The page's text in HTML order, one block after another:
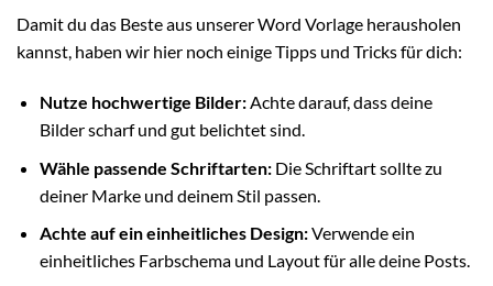
Damit du das Beste aus unserer Word Vorlage herausholen
kannst, haben wir hier noch einige Tipps und Tricks für dich:
Nutze hochwertige Bilder:Achte darauf, dass deine
Bilder scharf und gut belichtet sind.
Wähle passende Schriftarten:Die Schriftart sollte zu
deiner Marke und deinem Stil passen.
Achte auf ein einheitliches Design:Verwende ein
einheitliches Farbschema und Layout für alle deine Posts.